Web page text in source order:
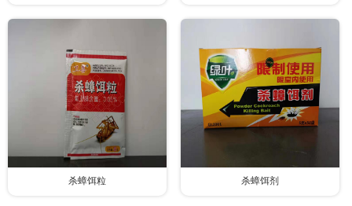
杀蟑饵粒 杀蟑饵剂